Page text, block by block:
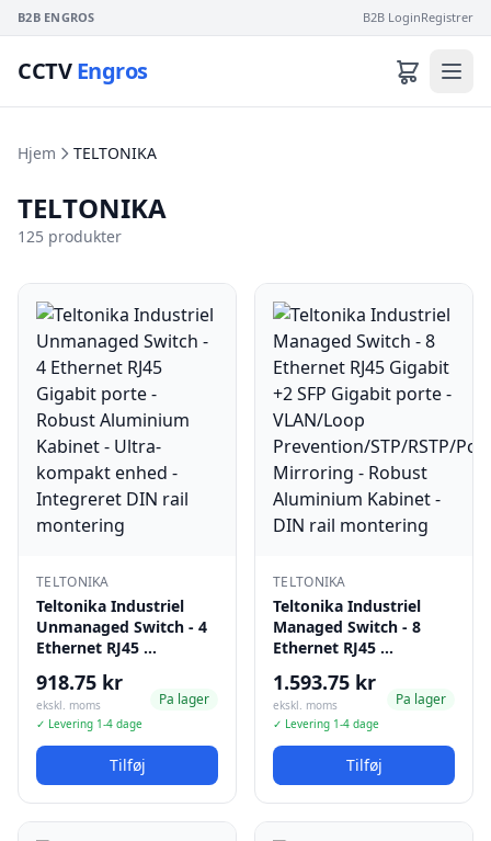
B2B ENGROS B2B LoginRegistrer
CCTVEngros
Hjem TELTONIKA
TELTONIKA
125 produkter
TELTONIKA
Teltonika Industriel
Unmanaged Switch - 4
Ethernet RJ45 …
918.75 kr
ekskl. moms
✓ Levering 1-4 dage
Pa lager
Tilføj
TELTONIKA
Teltonika Industriel
Managed Switch - 8
Ethernet RJ45 …
1.593.75 kr
ekskl. moms
✓ Levering 1-4 dage
Pa lager
Tilføj